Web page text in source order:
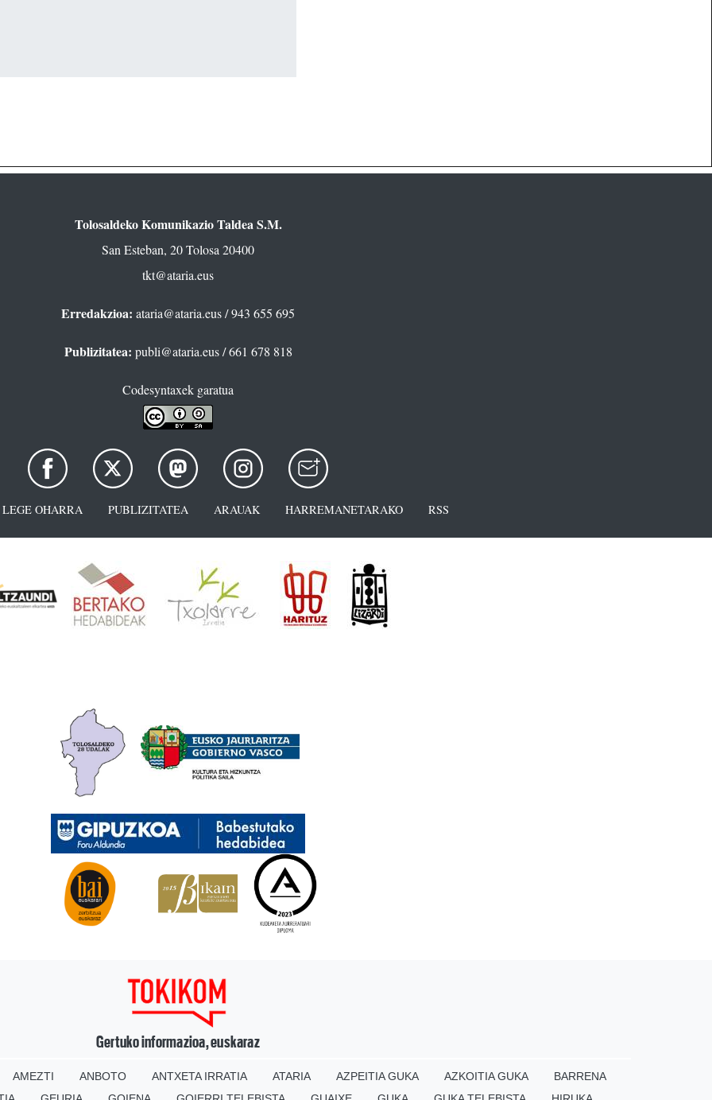
Tolosaldeko Komunikazio Taldea S.M.
San Esteban, 20 Tolosa 20400
tkt@ataria.eus
Erredakzioa: ataria@ataria.eus/ 943 655 695
Publizitatea: publi@ataria.eus/ 661 678 818
Codesyntaxek garatua
LEGE OHARRA PUBLIZITATEA ARAUAK HARREMANETARAKO RSS
Gertuko informazioa, euskaraz
AMEZTI ANBOTO ANTXETA IRRATIA ATARIA AZPEITIA GUKA AZKOITIA GUKA
BARRENA